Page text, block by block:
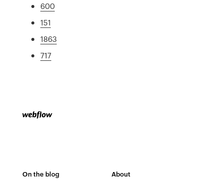
600
151
1863
717
On the blog About